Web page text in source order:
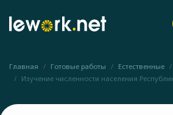
Главная Готовые работы Естественные
Изучение численности населения